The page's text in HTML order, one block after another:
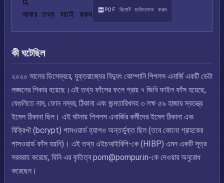
আমার তথ্য যাচাই করুন PDF রিপোর্ট ডাউনলোড করুন
কী ঘটেছিল
২০২০ সালের ডিসেম্বরে, যুক্তরাজ্যের বিদ্যুৎ কোম্পানি পিপলস এনার্জি একটি ডেটা
লঙ্ঘনের শিকার হয়েছে।এই তথ্য ফাঁসের ফলে প্রায় ৭ জিবি ফাইল ফাঁস হয়েছে,
যেগুলিতে নাম, ফোন নম্বর, ঠিকানা এবং জন্মতারিখসহ ৩ লক্ষ ৫৯ হাজার স্বতন্ত্র
ইমেল ঠিকানা ছিল। এই ঘটনায় পিপলস এনার্জির কর্মীদের ইমেল ঠিকানা এবং
বিক্রিপ্ট (bcrypt) পাসওয়ার্ড হ্যাশও অন্তর্ভুক্ত ছিল (তবে কোনো গ্রাহকের
পাসওয়ার্ড ফাঁস হয়নি)। এই তথ্য এইচআইবিপি-কে (HIBP) এমন একটি সূত্র
সরবরাহ করেছে, যিনি এর কৃতিত্বpom@pompur.in-কে দেওয়ার অনুরোধ
করেছেন।